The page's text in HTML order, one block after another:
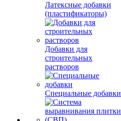
Латексные добавки
(пластификаторы)
Добавки для
строительных
растворов
Специальные добавки